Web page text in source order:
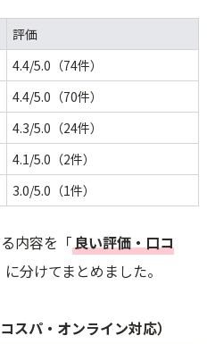
ターミナルが必要
定銀行のみ対応（三井住友・みず
い
が少し高い（3.25%）
・手数料・機能
ド
評価
4.4/5.0（74件）
4.4/5.0（70件）
4.3/5.0（24件）
4.1/5.0（2件）
3.0/5.0（1件）
内容を「良い評価・口コ
に分けてまとめました。
スパ・オンライン対応）